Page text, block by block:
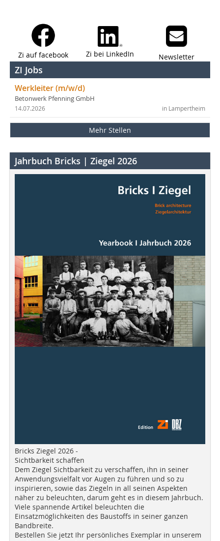
Zi auf facebook Zi bei LinkedIn Newsletter
ZI Jobs
Werkleiter (m/w/d)
Betonwerk Pfenning GmbH
in Lampertheim
14.07.2026
Mehr Stellen
Jahrbuch Bricks | Ziegel 2026
Bricks Ziegel 2026 -
Sichtbarkeit schaffen
Dem Ziegel Sichtbarkeit zu verschaffen, ihn in seiner
Anwendungsvielfalt vor Augen zu führen und so zu
inspirieren, sowie das Ziegeln in all seinen Aspekten
näher zu beleuchten, darum geht es in diesem Jahrbuch.
Viele spannende Artikel beleuchten die
Einsatzmöglichkeiten des Baustoffs in seiner ganzen
Bandbreite.
Bestellen Sie jetzt Ihr persönliches Exemplar in unserem